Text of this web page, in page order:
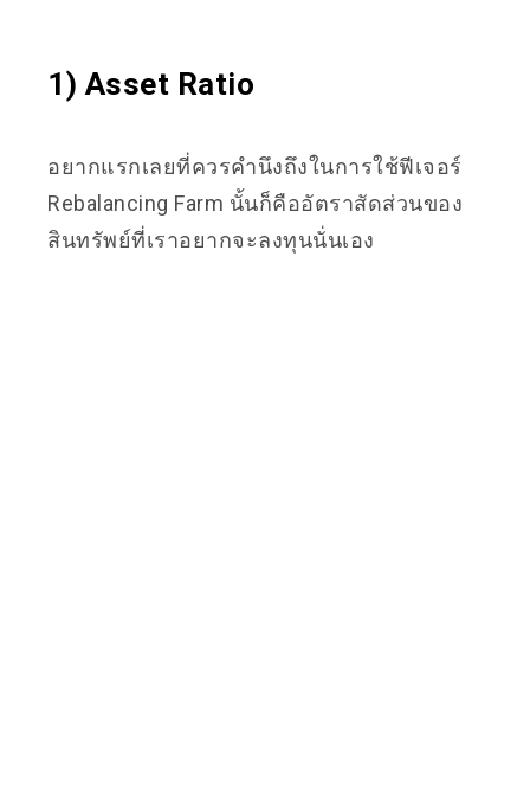
1)Asset Ratio
อยากแรกเลยที่ควรคำนึงถึงในการใช้ฟีเจอร์
Rebalancing Farm นั้นก็คืออัตราสัดส่วนของ
สินทรัพย์ที่เราอยากจะลงทุนนั่นเอง